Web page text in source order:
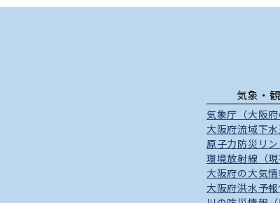
気象・
気象庁（大阪府
大阪府流域下
原子力防災リ
環境放射線（現
大阪府の大気情
大阪府洪水予